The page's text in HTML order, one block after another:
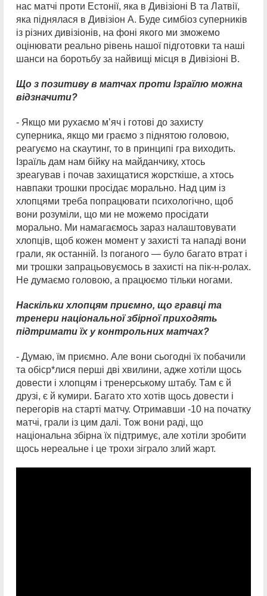
нас матчі проти Естонії, яка в Дивізіоні В та Латвії,
яка піднялася в Дивізіон А. Буде симбіоз суперників
із різних дивізіонів, на фоні якого ми зможемо
оцінювати реально рівень нашої підготовки та наші
шанси на боротьбу за найвищі місця в Дивізіоні В.
Що з позитиву в матчах проти Ізраїлю можна
відзначити?
- Якщо ми рухаємо м’яч і готові до захисту
суперника, якщо ми граємо з піднятою головою,
реагуємо на скаутинг, то в принципі гра виходить.
Ізраїль дам нам бійку на майданчику, хтось
зреагував і почав захищатися жорсткіше, а хтось
навпаки трошки просідає морально. Над цим із
хлопцями треба попрацювати психологічно, щоб
вони розуміли, що ми не можемо просідати
морально. Ми намагаємось зараз налаштовувати
хлопців, щоб кожен момент у захисті та нападі вони
грали, як останній. Із поганого — було багато втрат і
ми трошки запрацьовуємось в захисті на пік-н-ролах.
Не думаємо головою, а працюємо тільки ногами.
Наскільки хлопцям приємно, що гравці та
тренери національної збірної приходять
підтримати їх у контрольних матчах?
- Думаю, їм приємно. Але вони сьогодні їх побачили
та обіср*лися перші дві хвилини, адже хотіли щось
довести і хлопцям і тренерському штабу. Там є й
друзі, є й кумири. Багато хто хотів щось довести і
перегорів на старті матчу. Отримавши -10 на початку
матчі, грали із цим далі. Тож вони раді, що
національна збірна їх підтримує, але хотіли зробити
щось нереальне і це трохи зіграло злий жарт.